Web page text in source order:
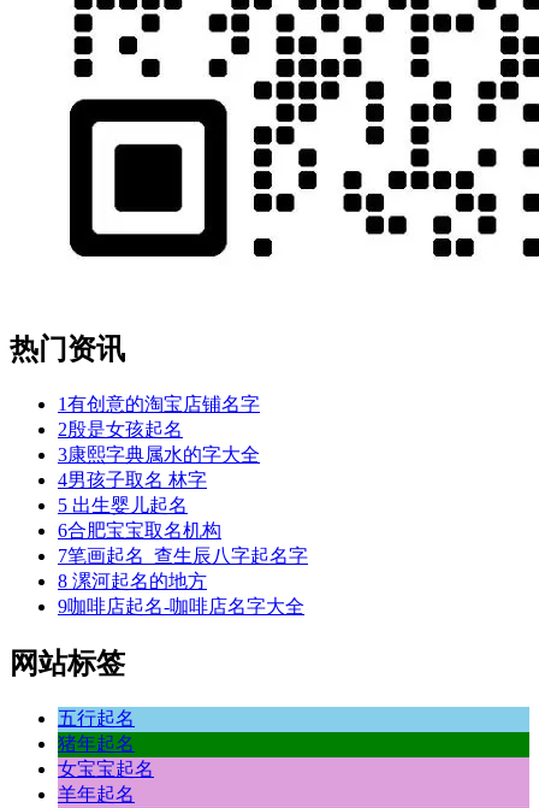
热门资讯
1有创意的淘宝店铺名字
2殷是女孩起名
3康熙字典属水的字大全
4男孩子取名 林字
5 出生婴儿起名
6合肥宝宝取名机构
7笔画起名_查生辰八字起名字
8 漯河起名的地方
9咖啡店起名-咖啡店名字大全
网站标签
五行起名
猪年起名
女宝宝起名
羊年起名